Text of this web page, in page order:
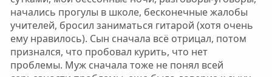
начались прогулы в школе, бесконечные жалобы
учителей, бросил заниматься гитарой (хотя очень
ему нравилось). Сын сначала всё отрицал, потом
признался, что пробовал курить, что нет
проблемы. Муж сначала тоже не понял всей